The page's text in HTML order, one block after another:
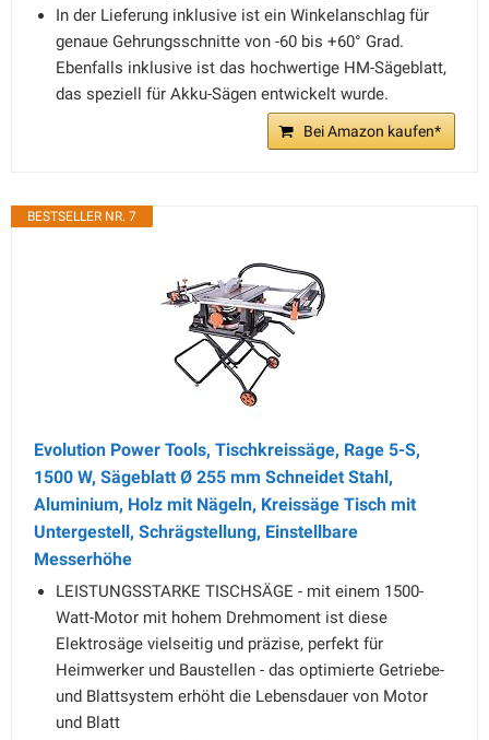
In der Lieferung inklusive ist ein Winkelanschlag für
genaue Gehrungsschnitte von -60 bis +60° Grad.
Ebenfalls inklusive ist das hochwertige HM-Sägeblatt,
das speziell für Akku-Sägen entwickelt wurde.
Bei Amazon kaufen*
BESTSELLER NR. 7
Evolution Power Tools, Tischkreissäge, Rage 5-S,
1500 W, Sägeblatt Ø 255 mm Schneidet Stahl,
Aluminium, Holz mit Nägeln, Kreissäge Tisch mit
Untergestell, Schrägstellung, Einstellbare
Messerhöhe
LEISTUNGSSTARKE TISCHSÄGE - mit einem 1500-
Watt-Motor mit hohem Drehmoment ist diese
Elektrosäge vielseitig und präzise, perfekt für
Heimwerker und Baustellen - das optimierte Getriebe-
und Blattsystem erhöht die Lebensdauer von Motor
und Blatt